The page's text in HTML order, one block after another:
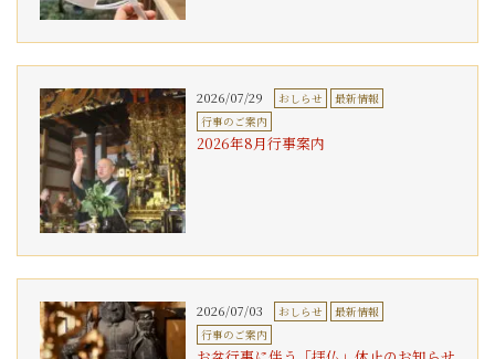
2026/07/29 おしらせ
最新情報
行事のご案内
2026年8月行事案内
2026/07/03 おしらせ
最新情報
行事のご案内